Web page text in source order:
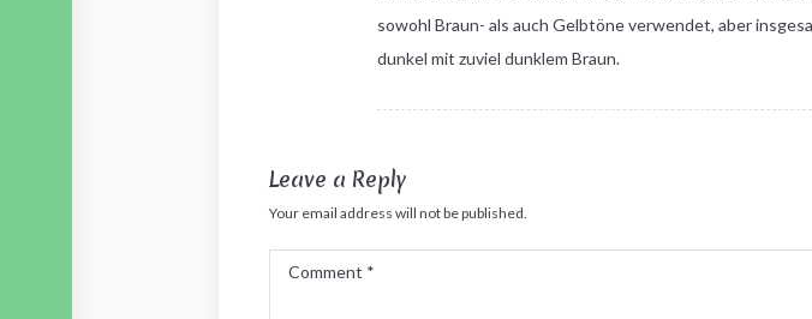
sowohl Braun- als auch Gelbtöne verwendet, aber
dunkel mit zuviel dunklem Braun.
Leave a Reply
Your email address will not be published.
Comment